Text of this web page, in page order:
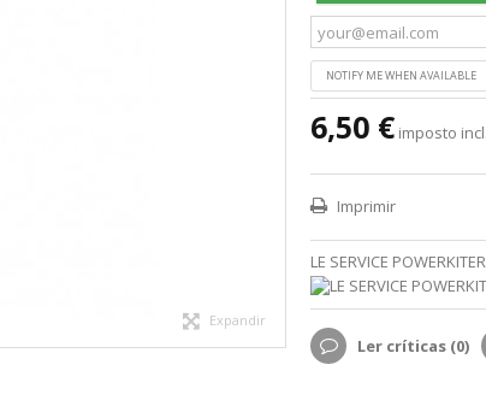
Expandir
NOTIFY ME WHEN AVAILABLE
6,50 € imposto incl.
Imprimir
LE SERVICE POWERKITER
Ler críticas (0)